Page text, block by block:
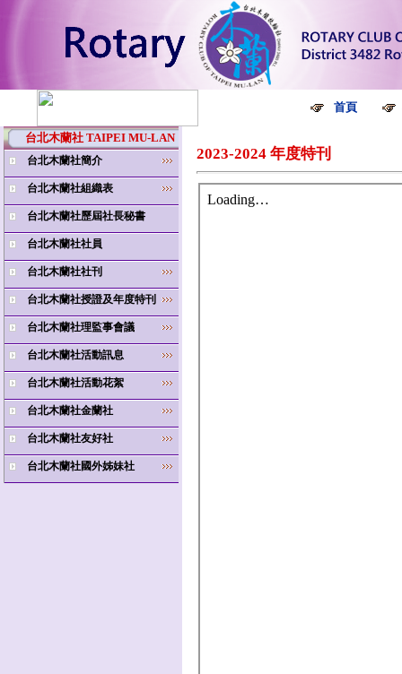
首頁
台北木蘭社 TAIPEI MU-LAN
台北木蘭社簡介
台北木蘭社組織表
台北木蘭社歷屆社長秘書
台北木蘭社社員
台北木蘭社社刊
台北木蘭社授證及年度特刊
台北木蘭社理監事會議
台北木蘭社活動訊息
台北木蘭社活動花絮
台北木蘭社金蘭社
台北木蘭社友好社
台北木蘭社國外姊妹社
2023-2024 年度特刊